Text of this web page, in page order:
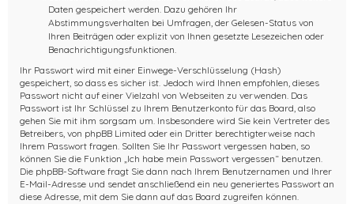
Daten gespeichert werden. Dazu gehören Ihr
Abstimmungsverhalten bei Umfragen, der Gelesen-Status von
Ihren Beiträgen oder explizit von Ihnen gesetzte Lesezeichen oder
Benachrichtigungsfunktionen.
Ihr Passwort wird mit einer Einwege-Verschlüsselung (Hash)
gespeichert, so dass es sicher ist. Jedoch wird Ihnen empfohlen, dieses
Passwort nicht auf einer Vielzahl von Webseiten zu verwenden. Das
Passwort ist Ihr Schlüssel zu Ihrem Benutzerkonto für das Board, also
gehen Sie mit ihm sorgsam um. Insbesondere wird Sie kein Vertreter des
Betreibers, von phpBB Limited oder ein Dritter berechtigterweise nach
Ihrem Passwort fragen. Sollten Sie Ihr Passwort vergessen haben, so
können Sie die Funktion „Ich habe mein Passwort vergessen“ benutzen.
Die phpBB-Software fragt Sie dann nach Ihrem Benutzernamen und Ihrer
E-Mail-Adresse und sendet anschließend ein neu generiertes Passwort an
diese Adresse, mit dem Sie dann auf das Board zugreifen können.